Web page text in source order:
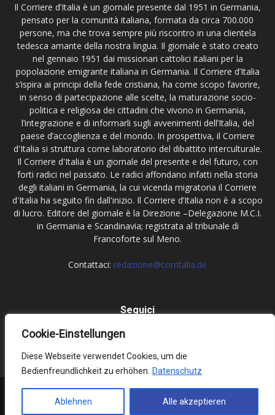
Cookie-Einstellungen
Diese Webseite verwendet Cookies, um die
Bedienfreundlichkeit zu erhöhen.
Datenschutz
Ablehnen Alle akzeptieren
Il Corriere d’Italia è un giornale presente dal 1951 in Germania,
pensato per la comunità italiana, formata da circa 700.000
persone, ma che trova sempre più riscontro in una clientela
tedesca amante della nostra lingua. Il giornale è stato creato
nel gennaio 1951 dai missionari cattolici italiani per la
popolazione emigrante italiana in Germania. Il Corriere d’Italia
s’ispira ai principi della fede cristiana, ha come scopo favorire,
in senso di partecipazione alle scelte, la maturazione socio-
politica e religiosa dei cittadini che vivono in Germania,
l’integrazione e di informarli sugli avvenimenti dell’Italia, del
paese d’accoglienza e del mondo. In prospettiva, il Corriere
d'Italia si struttura come laboratorio del dibattito interculturale.
Il Corriere d'Italia è un giornale del presente e del futuro, con
forti radici nel passato. Le radici affondano infatti nella storia
degli italiani in Germania, la cui vicenda migratoria il Corriere
d'Italia ha seguito fin dall'inizio. Il Corriere d’Italia non è a scopo
di lucro. Editore del giornale è la Direzione –Delegazione M.C.I.
in Germania e Scandinavia; registrata al tribunale di
Francoforte sul Meno.
Contattaci: redazione@corritalia.de
Seguici
Impressum Datenschutz
© Corriere d'Italia